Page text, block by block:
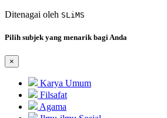
Ditenagai oleh SLiMS
Pilih subjek yang menarik bagi Anda
×
Karya Umum
Filsafat
Agama